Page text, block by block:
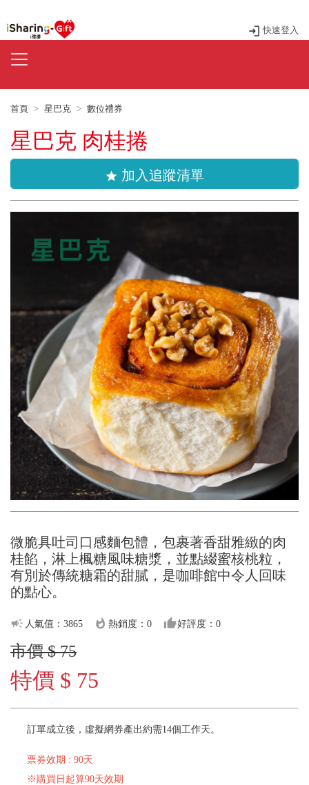
快速登入
首頁 星巴克 數位禮券
星巴克 肉桂捲
star 加入追蹤清單
微脆具吐司口感麵包體，包裹著香甜雅緻的肉
桂餡，淋上楓糖風味糖漿，並點綴蜜核桃粒，
有別於傳統糖霜的甜膩，是咖啡館中令人回味
的點心。
campaign 人氣值：3865 whatshot 熱銷度：0 thumb_up好評度：0
市價 $ 75
特價 $ 75
訂單成立後，虛擬網券產出約需14個工作天。
票券效期 : 90天
※購買日起算90天效期